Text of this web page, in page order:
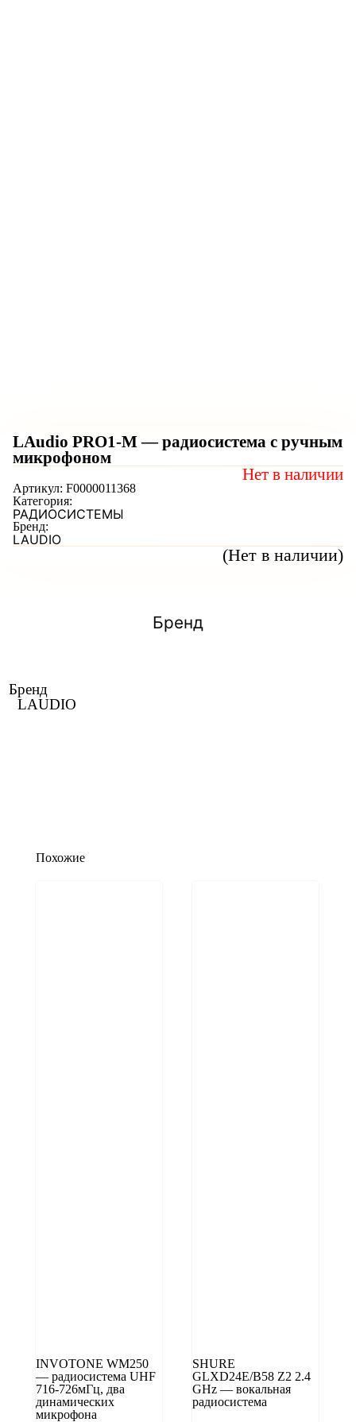
LAudio PRO1-M — радиосистема с ручным
микрофоном
(Нет в наличии)
Нет в наличии
Артикул: F0000011368
Категория:
РАДИОСИСТЕМЫ
Бренд:
LAUDIO
Бренд
Бренд
LAUDIO
Похожие
INVOTONE WM250
— радиосистема UHF
716‑726мГц, два
динамических
микрофона
SHURE
GLXD24E/B58 Z2 2.4
GHz — вокальная
радиосистема